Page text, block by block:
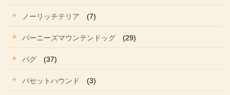
ノーリッチテリア (7)
バーニーズマウンテンドッグ (29)
パグ (37)
バセットハウンド (3)